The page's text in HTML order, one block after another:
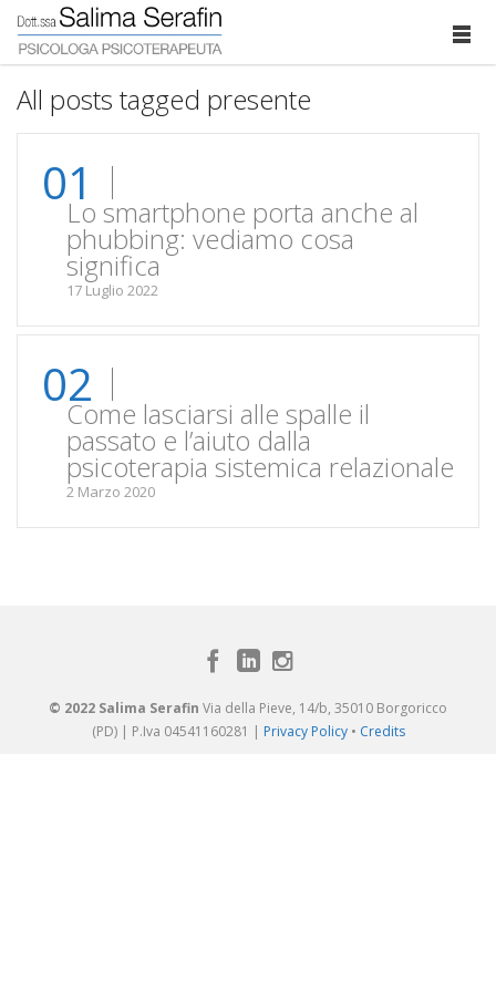
All posts tagged presente
01Lo smartphone porta anche al
phubbing: vediamo cosa
significa
17 Luglio 2022
02Come lasciarsi alle spalle il
passato e l’aiuto dalla
psicoterapia sistemica relazionale
2 Marzo 2020
© 2022 Salima Serafin Via della Pieve, 14/b, 35010 Borgoricco
(PD) | P.Iva 04541160281 | Privacy Policy• Credits